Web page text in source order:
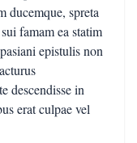
ducemque, spreta
famam ea statim
epistulis non
descendisse in
erat culpae vel